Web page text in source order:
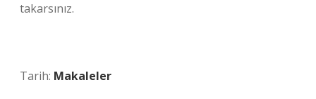
takarsınız.
Tarih: Makaleler